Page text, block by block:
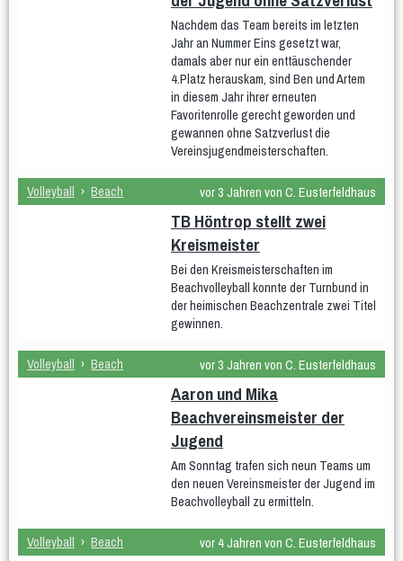
Frauengymanstik Gr. 14
Er & Sie
Fit after work Fit Mix Fitness-Mix
Hocker-Gymnastik Wasser-Gymnastik
Rücken-Fitness
Turniere
Norbert-Beil-Turnier
Anmeldung geöffnet
Sporthalle & Anreise News
WDM U18 (Mär 2024)
Teams WDM-Magazin
WDM auf Twitch
Spielplan & Ergebnisse Grußworte
Sporthalle & Anreise Unterstützer
WDM U21 (Mai 2022)
Spielplan & Ergebnisse
Grußworte Sporthalle & Anreise
Nachdem das Team bereits im letzten
Jahr an Nummer Eins gesetzt war,
damals aber nur ein enttäuschender
4.Platz herauskam, sind Ben und Artem
in diesem Jahr ihrer erneuten
Favoritenrolle gerecht geworden und
gewannen ohne Satzverlust die
Vereinsjugendmeisterschaften.
Volleyball › Beach vor 3 Jahren von C. Eusterfeldhaus
TB Höntrop stellt zwei
Kreismeister
Bei den Kreismeisterschaften im
Beachvolleyball konnte der Turnbund in
der heimischen Beachzentrale zwei Titel
gewinnen.
Volleyball › Beach vor 3 Jahren von C. Eusterfeldhaus
Aaron und Mika
Beachvereinsmeister der
Jugend
Am Sonntag trafen sich neun Teams um
den neuen Vereinsmeister der Jugend im
Beachvolleyball zu ermitteln.
Volleyball › Beach vor 4 Jahren von C. Eusterfeldhaus